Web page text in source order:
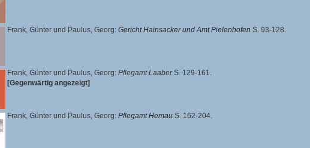
Frank, Günter und Paulus, Georg: Gericht Hainsacker und Amt Pielenhofen S. 93-128.
Frank, Günter und Paulus, Georg: Pflegamt LaaberS. 129-161.
[Gegenwärtig angezeigt]
Frank, Günter und Paulus, Georg: Pflegamt Hemau S. 162-204.